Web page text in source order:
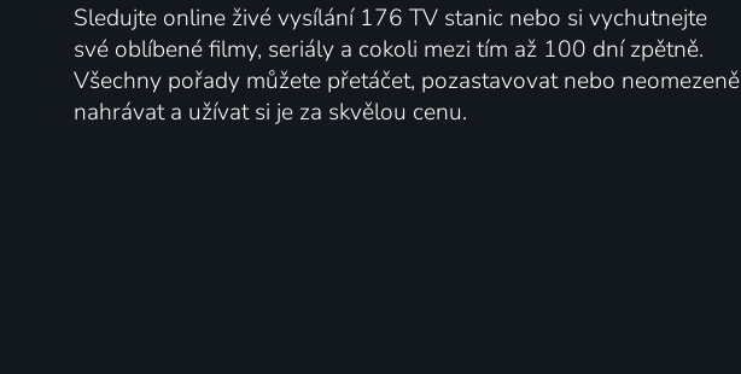
Sledujte online živé vysílání 176 TV stanic nebo si vychutnejte
své oblíbené filmy, seriály a cokoli mezi tím až 100 dní zpětně.
Všechny pořady můžete přetáčet, pozastavovat nebo neomezeně
nahrávat a užívat si je za skvělou cenu.